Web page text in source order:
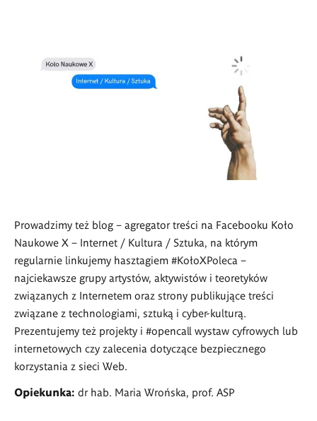
Prowadzimy też blog – agregator treści na Facebooku Koło
Naukowe X – Internet / Kultura / Sztuka, na którym
regularnie linkujemy hasztagiem #KołoXPoleca –
najciekawsze grupy artystów, aktywistów i teoretyków
związanych z Internetem oraz strony publikujące treści
związane z technologiami, sztuką i cyber-kulturą.
Prezentujemy też projekty i #opencall wystaw cyfrowych lub
internetowych czy zalecenia dotyczące bezpiecznego
korzystania z sieci Web.
Opiekunka: dr hab. Maria Wrońska, prof. ASP